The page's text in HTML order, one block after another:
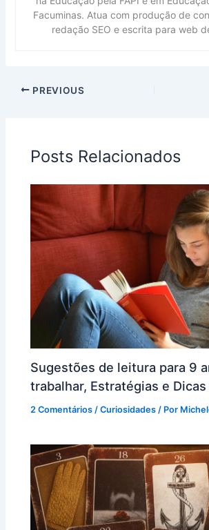
Facuminas. Atua com produção de
redação SEO e escrita para web
PREVIOUS
Posts Relacionados
Sugestões de leitura para 9
trabalhar, Estratégias e Dicas
2 Comentários /Curiosidades / Por